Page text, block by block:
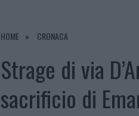
8 AGOSTO 2026
|
HOME CRONACA
Strage di via
sacrificio di